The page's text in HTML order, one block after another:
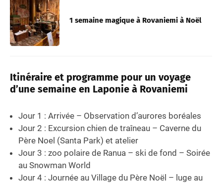
1 semaine magique à Rovaniemi à Noël
Itinéraire et programme pour un voyage
d’une semaine en Laponie à Rovaniemi
Jour 1 : Arrivée – Observation d’aurores boréales
Jour 2 : Excursion chien de traîneau – Caverne du
Père Noel (Santa Park) et atelier
Jour 3 : zoo polaire de Ranua – ski de fond – Soirée
au Snowman World
Jour 4 : Journée au Village du Père Noël – luge au